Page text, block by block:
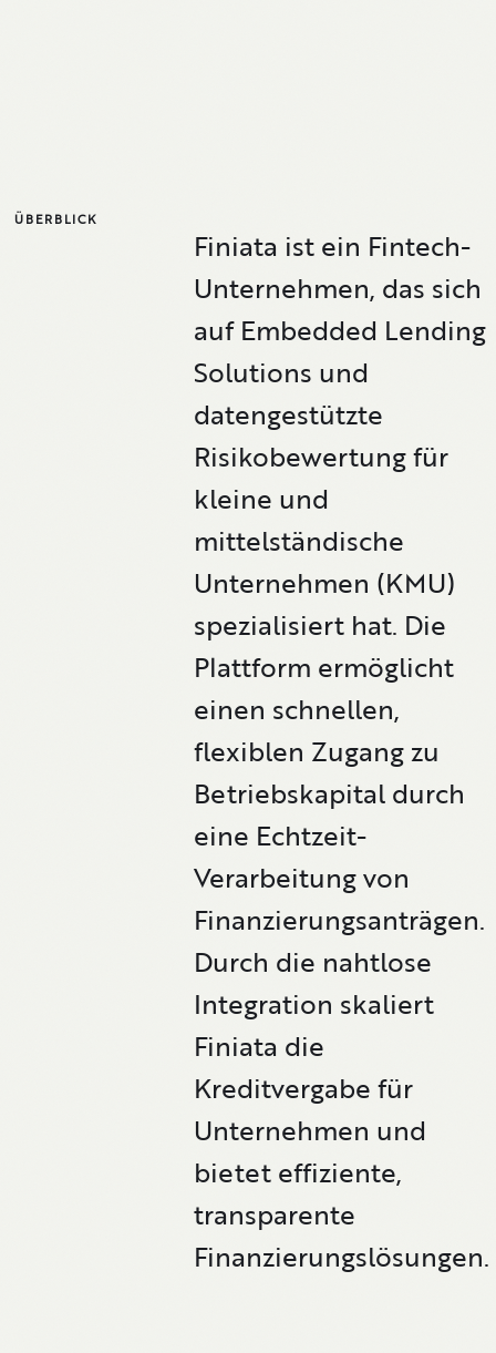
ÜBERBLICK
Finiata ist ein Fintech-
Unternehmen, das sich
auf Embedded Lending
Solutions und
datengestützte
Risikobewertung für
kleine und
mittelständische
Unternehmen (KMU)
spezialisiert hat. Die
Plattform ermöglicht
einen schnellen,
flexiblen Zugang zu
Betriebskapital durch
eine Echtzeit-
Verarbeitung von
Finanzierungsanträgen.
Durch die nahtlose
Integration skaliert
Finiata die
Kreditvergabe für
Unternehmen und
bietet effiziente,
transparente
Finanzierungslösungen.